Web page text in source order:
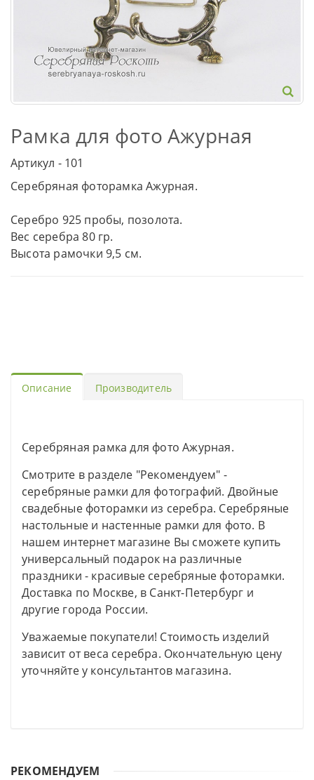
Рамка для фото Ажурная
Артикул - 101
Серебряная фоторамка Ажурная.
Серебро 925 пробы, позолота.
Вес серебра 80 гр.
Высота рамочки 9,5 см.
Описание Производитель
Серебряная рамка для фото Ажурная.
Смотрите в разделе "Рекомендуем" -
серебряные рамки для фотографий. Двойные
свадебные фоторамки из серебра. Серебряные
настольные и настенные рамки для фото. В
нашем интернет магазине Вы сможете купить
универсальный подарок на различные
праздники - красивые серебряные фоторамки.
Доставка по Москве, в Санкт-Петербург и
другие города России.
Уважаемые покупатели! Стоимость изделий
зависит от веса серебра. Окончательную цену
уточняйте у консультантов магазина.
РЕКОМЕНДУЕМ